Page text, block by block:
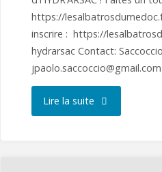
https://
inscrire : https://
hydrarsac Contact:
jpaolo.saccoccio@gmail.com
Lire la suite"Hydr’Arsac